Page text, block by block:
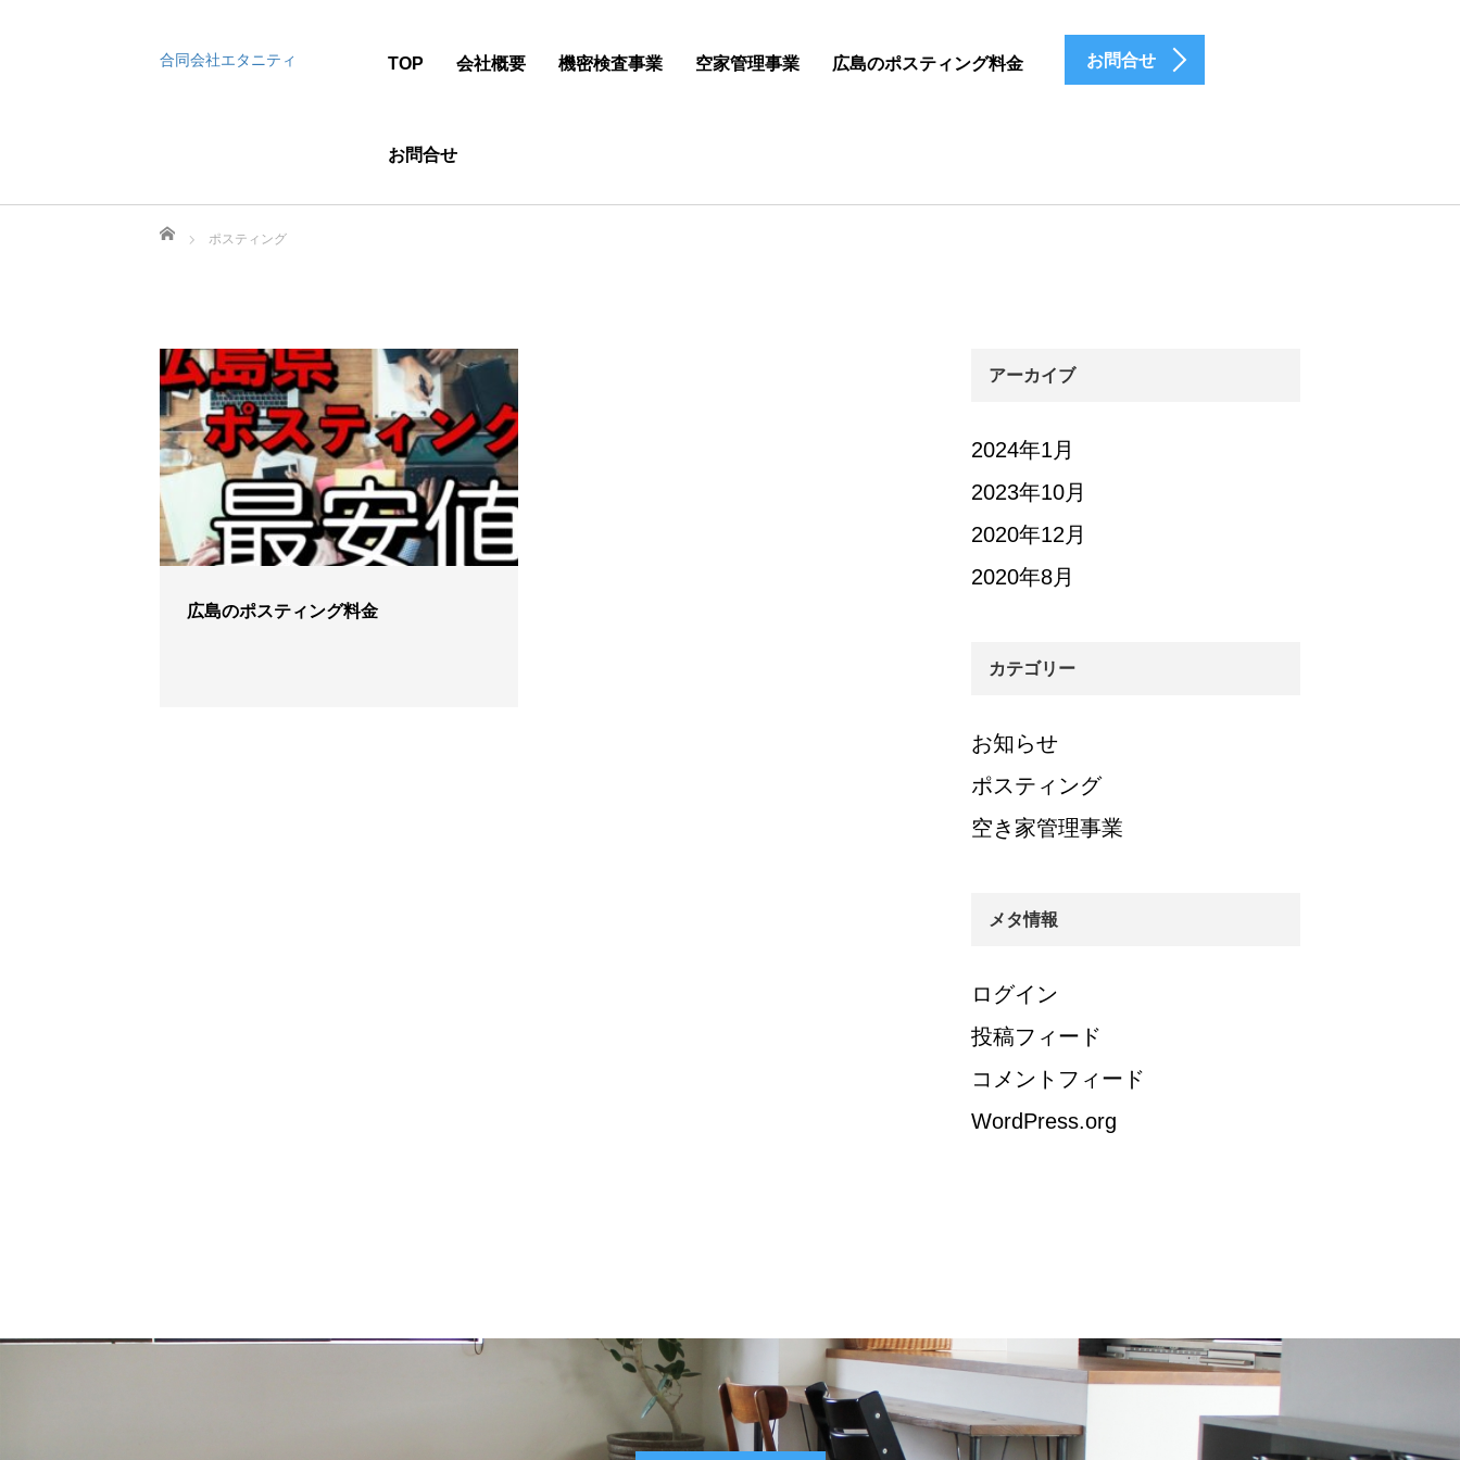
合同会社エタニティ TOP 会社概要 機密検査事業 空家管理事業 広島のポスティング料金
お問合せ
お問合せ
ホーム
ポスティング
広島のポスティング料金
アーカイブ
2024年1月
2023年10月
2020年12月
2020年8月
カテゴリー
お知らせ
ポスティング
空き家管理事業
メタ情報
ログイン
投稿フィード
コメントフィード
WordPress.org